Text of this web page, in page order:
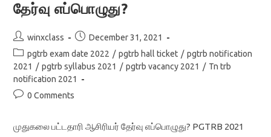
வேலை
அறிவிப்பு
தேர்வு எப்பொழுது?
Post
author:
winxclass
Post
published:
December 31, 2021
Post
category:
pgtrb exam date 2022 / pgtrb hall ticket / pgtrb notification
2021 / pgtrb syllabus 2021 / pgtrb vacancy 2021 / Tn trb
notification 2021
Post0 Comments
முதுகலை பட்டதாரி ஆசிரியர் தேர்வு எப்பொழுது? PGTRB 2021